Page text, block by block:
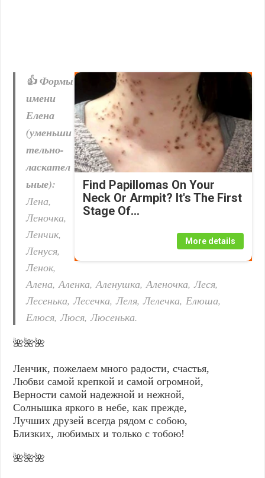
Find Papillomas On Your
Neck Or Armpit? It's The First
Stage Of...
More details
👍 Формы
имени
Елена
(уменьши
тельно-
ласкател
ьные):
Лена,
Леночка,
Ленчик,
Ленуся,
Ленок,
Алена, Аленка, Аленушка, Аленочка, Леся,
Лесенька, Лесечка, Леля, Лелечка, Елюша,
Елюся, Люся, Люсенька.
🌺🌺🌺
Ленчик, пожелаем много радости, счастья,
Любви самой крепкой и самой огромной,
Верности самой надежной и нежной,
Солнышка яркого в небе, как прежде,
Лучших друзей всегда рядом с собою,
Близких, любимых и только с тобою!
🌺🌺🌺